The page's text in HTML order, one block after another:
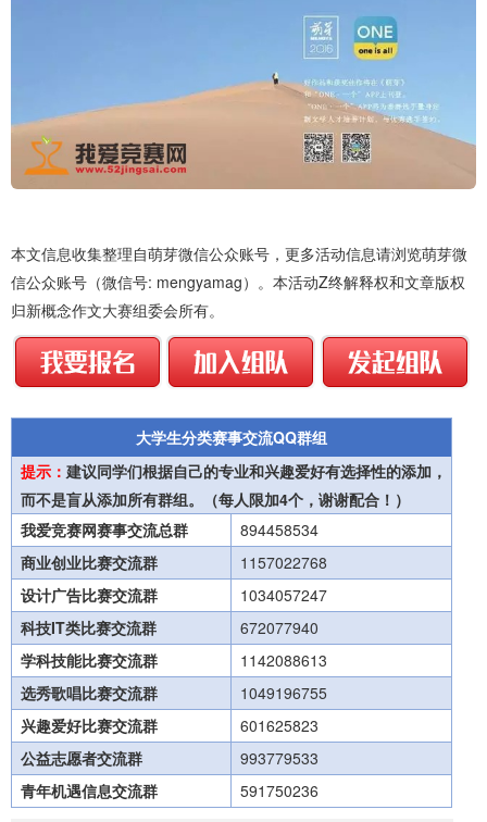
本文信息收集整理自萌芽微信公众账号，更多活动信息请浏览萌芽微
信公众账号（微信号: mengyamag）。本活动Z终解释权和文章版权
归新概念作文大赛组委会所有。
大学生分类赛事交流QQ群组
提示： 建议同学们根据自己的专业和兴趣爱好有选择性的添加，
而不是盲从添加所有群组。（每人限加4个，谢谢配合！）
我爱竞赛网赛事交流总群
894458534
商业创业比赛交流群
1157022768
设计广告比赛交流群
1034057247
科技IT类比赛交流群
672077940
学科技能比赛交流群
1142088613
选秀歌唱比赛交流群
1049196755
兴趣爱好比赛交流群
601625823
公益志愿者交流群
993779533
青年机遇信息交流群
591750236